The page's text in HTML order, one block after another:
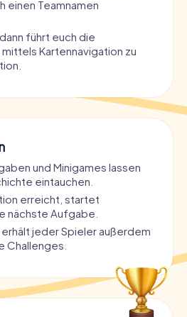
einen Teamnamen
führt euch die
Kartennavigation zu
und Minigames lassen
eintauchen.
erreicht, startet
nächste Aufgabe.
jeder Spieler außerdem
Challenges.